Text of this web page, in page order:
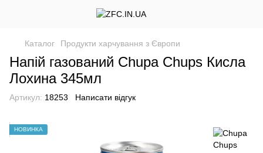
Каталог Продукти харчування з Європи
Напій газований Chupa Chups Кисла
Лохина 345мл
Артикул: 18253 Написати відгук
НОВИНКА